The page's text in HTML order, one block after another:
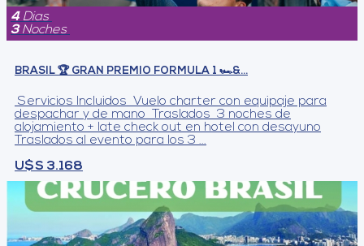
4Dias
3Noches
BRASIL 🏆 GRAN PREMIO FORMULA 1 🏎&...
Servicios Incluidos Vuelo charter con equipaje para
despachar y de mano Traslados 3 noches de
alojamiento + late check out en hotel con desayuno
Traslados al evento para los 3 ...
U$S 3.168